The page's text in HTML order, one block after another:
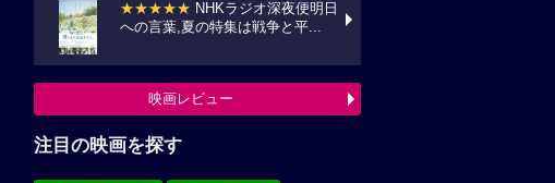
★★★★★ NHKラジオ深夜便明日
への言葉,夏の特集は戦争と平...
映画レビュー
注目の映画を探す